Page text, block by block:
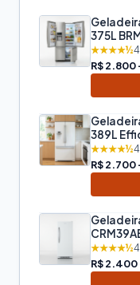
375L
★★★★½
R$ 2.800
389L
★★★★½
R$ 2.700
★★★★½
R$ 2.400